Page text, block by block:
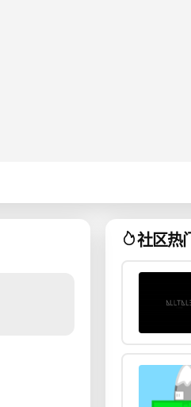
社区热